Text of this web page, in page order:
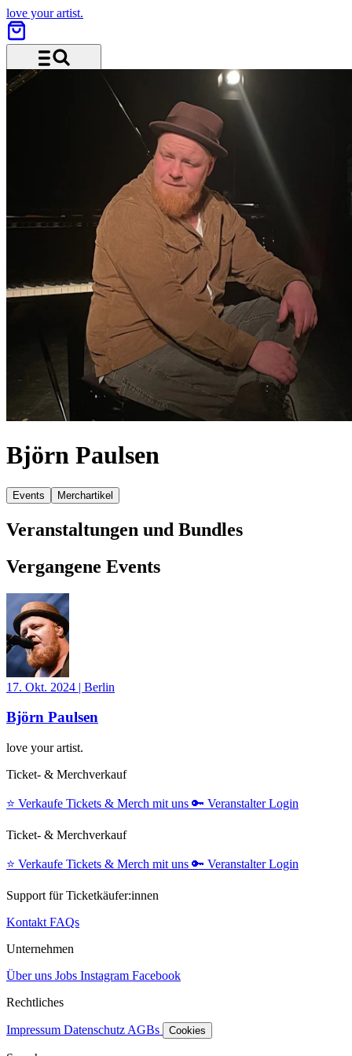
love your artist.
Menü und Suche
Björn Paulsen
Events Merchartikel
Veranstaltungen und Bundles
Vergangene Events
17. Okt. 2024 | Berlin
Björn Paulsen
love your artist.
Ticket- & Merchverkauf
⭐️ Verkaufe Tickets & Merch mit uns 🔑 Veranstalter Login
Ticket- & Merchverkauf
⭐️ Verkaufe Tickets & Merch mit uns 🔑 Veranstalter Login
Support für Ticketkäufer:innen
Kontakt FAQs
Unternehmen
Über uns Jobs Instagram Facebook
Rechtliches
Impressum Datenschutz AGBs Cookies